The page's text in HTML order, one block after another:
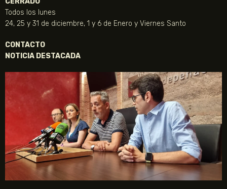
Todos los lunes
24, 25 y 31 de diciembre, 1 y 6 de Enero y Viernes Santo
CONTACTO
NOTICIA DESTACADA